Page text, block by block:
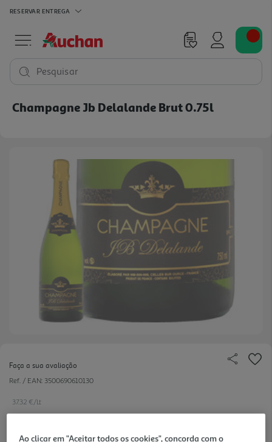
RESERVAR ENTREGA
Pesquisar
Champagne Jb Delalande Brut 0.75l
Faça a sua avaliação
Ref. / EAN: 3500690610130
37.32 €/Lt
Ao clicar em "Aceitar todos os cookies", concorda com o